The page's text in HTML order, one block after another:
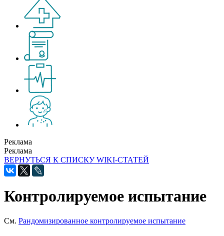
Реклама
Реклама
ВЕРНУТЬСЯ К СПИСКУ WIKI-СТАТЕЙ
Контролируемое испытание
См. Рандомизированное контролируемое испытание